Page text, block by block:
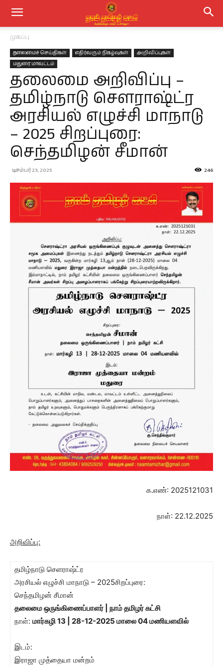
முகப்பு
தலைமைச் செய்திகள் எதிர்வரும் நிகழ்வுகள்
அறிவிப்புகள்
மதுரை மாவட்டம்
தலைமை அறிவிப்பு –
தமிழ்நாடு செளராஷ்ட்ர
அரசியல் எழுச்சி மாநாடு
– 2025 சிறப்புரை:
செந்தமிழன் சீமான்
டிசம்பர் 23, 2025 246
க.எண்: 2025121031
நாள்: 22.12.2025
அறிவிப்பு:
தமிழ்நாடு செளராஷ்ட்ர
அரசியல் எழுச்சி மாநாடு – 2025சிறப்புரை:
செந்தமிழன் சீமான்
தலைமை ஒருங்கிணைப்பாளர் | நாம் தமிழர் கட்சி
நாள்: மார்கழி 13 | 28-12-2025 மாலை 04 மணியளவில்
இடம்:
இராஜா முத்தையா மன்றம்